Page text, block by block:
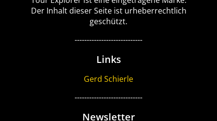
Der Inhalt dieser Seite ist urheberrechtlich
geschützt.
----------------------------
Links
Gerd Schierle
----------------------------
Newsletter